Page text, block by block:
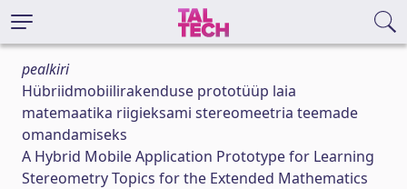
pealkiri
Hübriidmobiilirakenduse prototüüp laia
matemaatika riigieksami stereomeetria teemade
omandamiseks
A Hybrid Mobile Application Prototype for Learning
Stereometry Topics for the Extended Mathematics